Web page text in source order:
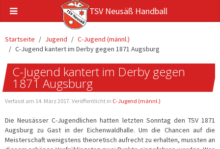
TSV Neusäß Handball
Startseite Jugend
C-Jugend (männl.)
C-Jugend kantert im Derby gegen 1871 Augsburg
C-Jugend kantert im Derby gegen
1871 Augsburg
Verfasst am 14. März 2017. Veröffentlicht in C-Jugend (männl.)
Die Neusässer C-Jugendlichen hatten letzten Sonntag den TSV 1871
Augsburg zu Gast in der Eichenwaldhalle. Um die Chancen auf die
Meisterschaft wenigstens theoretisch aufrecht zu erhalten, mussten an